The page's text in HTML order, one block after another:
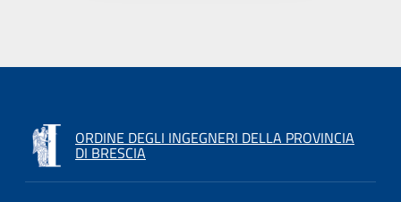
ORDINE DEGLI INGEGNERI DELLA PROVINCIA
DI BRESCIA